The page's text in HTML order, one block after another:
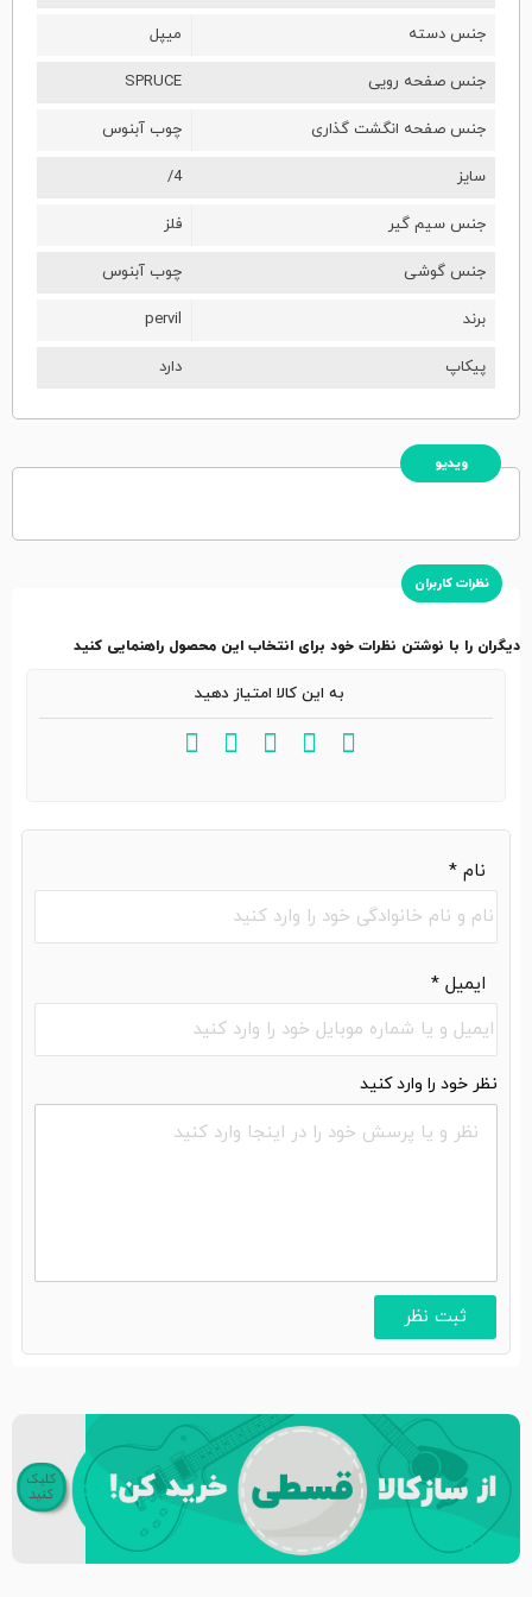
جنس دسته میپل
جنس صفحه رویی SPRUCE
جنس صفحه انگشت گذاری چوب آبنوس
سایز /4
جنس سیم گیر فلز
جنس گوشی چوب آبنوس
برند pervil
پیکاپ دارد
ویدیو
نظرات کاربران
دیگران را با نوشتن نظرات خود برای انتخاب این محصول راهنمایی کنید
نام *
ایمیل *
به این کالا امتیاز دهید